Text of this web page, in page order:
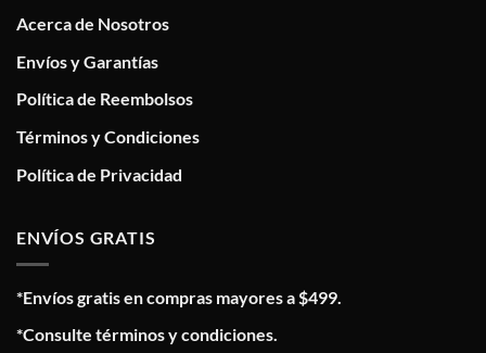
Acerca de Nosotros
Envíos y Garantías
Política de Reembolsos
Términos y Condiciones
Política de Privacidad
ENVÍOS GRATIS
*Envíos gratis en compras mayores a $499.
*Consulte términos y condiciones.